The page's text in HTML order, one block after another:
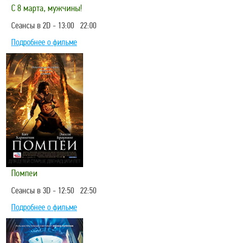
С 8 марта, мужчины!
Сеансы в 2D - 13:00 22:00
Подробнее о фильме
Помпеи
Сеансы в 3D - 12:50 22:50
Подробнее о фильме